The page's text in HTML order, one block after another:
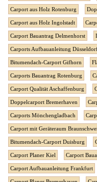
Carport aus Holz Rotenburg
Carport aus Holz Ingolstadt
Carport Bauantrag Delmenhorst
Carports Aufbauanleitung
Bitumendach-Carport Gifhorn
Carports Bauantrag Rotenburg
Carport Qualität Aschaffenburg
Doppelcarport Bremerhaven
Carports Mönchengladbach
Carport mit Geräteraum
Bitumendach-Carport Duisburg
Carport Planer Kiel Carport
Carport Aufbauanleitung Frankfurt